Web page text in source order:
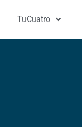
TuCuatro